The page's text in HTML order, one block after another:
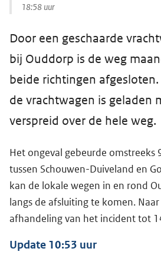
18:58 uur
Door een geschaarde
bij Ouddorp is de weg
beide richtingen
de vrachtwagen is geladen
verspreid over de hele weg.
Het ongeval gebeurde omstreeks
tussen Schouwen-Duiveland en
kan de lokale wegen in en rond
langs de afsluiting te komen.
afhandeling van het incident tot
Update 10:53 uur